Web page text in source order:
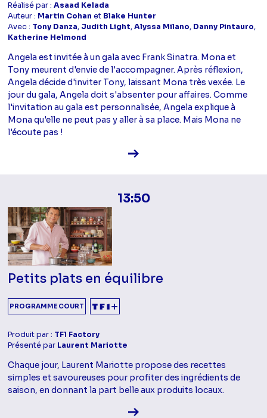
Réalisé par :Asaad Kelada
Auteur : Martin Cohan et Blake Hunter
Avec : Tony Danza, Judith Light,Alyssa Milano, Danny Pintauro,
Katherine Helmond
Angela est invitée à un gala avec Frank Sinatra. Mona et
Tony meurent d'envie de l'accompagner. Après réflexion,
Angela décide d'inviter Tony, laissant Mona très vexée. Le
jour du gala, Angela doit s'absenter pour affaires. Comme
l'invitation au gala est personnalisée, Angela explique à
Mona qu'elle ne peut pas y aller à sa place. Mais Mona ne
l'écoute pas !
Voir la fiche diffusion
13:50
Petits plats en équilibre
PROGRAMME COURT
Produit par : TF1 Factory
Présenté par Laurent Mariotte
Chaque jour, Laurent Mariotte propose des recettes
simples et savoureuses pour profiter des ingrédients de
saison, en donnant la part belle aux produits locaux.
Voir la fiche diffusion